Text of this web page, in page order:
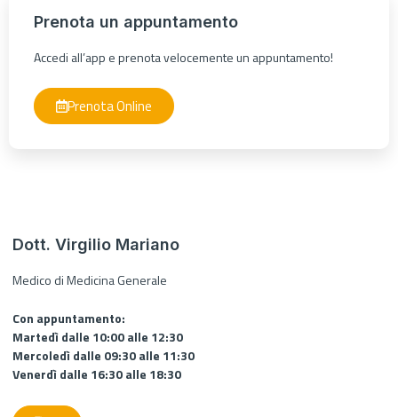
Prenota un appuntamento
Accedi all’app e prenota velocemente un appuntamento!
Prenota Online
Dott. Virgilio Mariano
Medico di Medicina Generale
Con appuntamento:
Martedì dalle 10:00 alle 12:30
Mercoledì dalle 09:30 alle 11:30
Venerdì dalle 16:30 alle 18:30